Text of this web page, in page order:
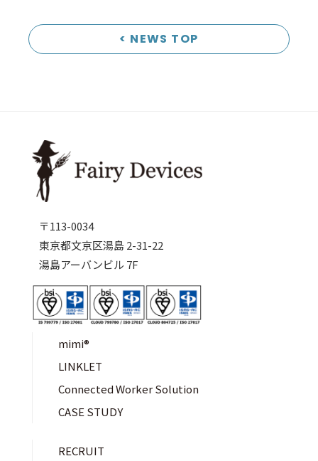
< NEWS TOP
〒113-0034
東京都文京区湯島 2-31-22
湯島アーバンビル 7F
mimi®︎
LINKLET
Connected Worker Solution
CASE STUDY
RECRUIT